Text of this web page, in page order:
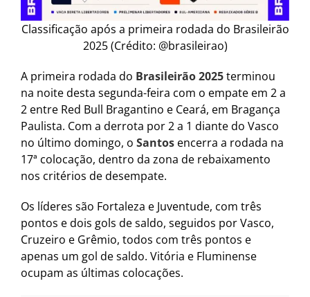
Classificação após a primeira rodada do Brasileirão
2025 (Crédito: @brasileirao)
A primeira rodada do Brasileirão 2025terminou
na noite desta segunda-feira com o empate em 2 a
2 entre Red Bull Bragantino e Ceará, em Bragança
Paulista. Com a derrota por 2 a 1 diante do Vasco
no último domingo, o Santos encerra a rodada na
17ª colocação, dentro da zona de rebaixamento
nos critérios de desempate.
Os líderes são Fortaleza e Juventude, com três
pontos e dois gols de saldo, seguidos por Vasco,
Cruzeiro e Grêmio, todos com três pontos e
apenas um gol de saldo. Vitória e Fluminense
ocupam as últimas colocações.